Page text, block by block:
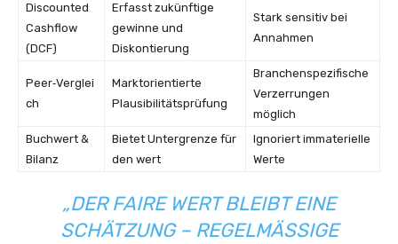
Discounted
Cashflow
(DCF)
Erfasst zukünftige
gewinne und
Diskontierung
Stark sensitiv bei
Annahmen
Peer‑Verglei
ch
Marktorientierte
Plausibilitätsprüfung
Branchenspezifische
Verzerrungen
möglich
Buchwert &
Bilanz
Bietet Untergrenze für
den wert
Ignoriert immaterielle
Werte
„DER FAIRE WERT BLEIBT EINE
SCHÄTZUNG – REGELMÄSSIGE Ü